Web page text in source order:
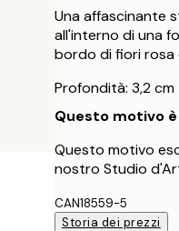
Una affascinante
all'interno di una
bordo di fiori rosa
Profondità: 3,2 cm
Questo motivo
Questo motivo
nostro Studio
CAN18559-5
Storia dei prezzi